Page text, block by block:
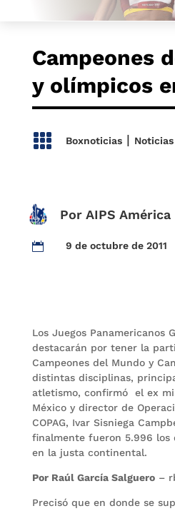
Campeones
y olímpicos
 Boxnoticias| Noticias
Por AIPS América
 9 de octubre de 2011
Los Juegos Panamericanos
destacarán por tener la
Campeones del Mundo y
distintas disciplinas,
atletismo, confirmó el ex
México y director de
COPAG, Ivar Sisniega
finalmente fueron 5.996 los
en la justa continental.
Por Raúl García Salguero–
Precisó que en donde se